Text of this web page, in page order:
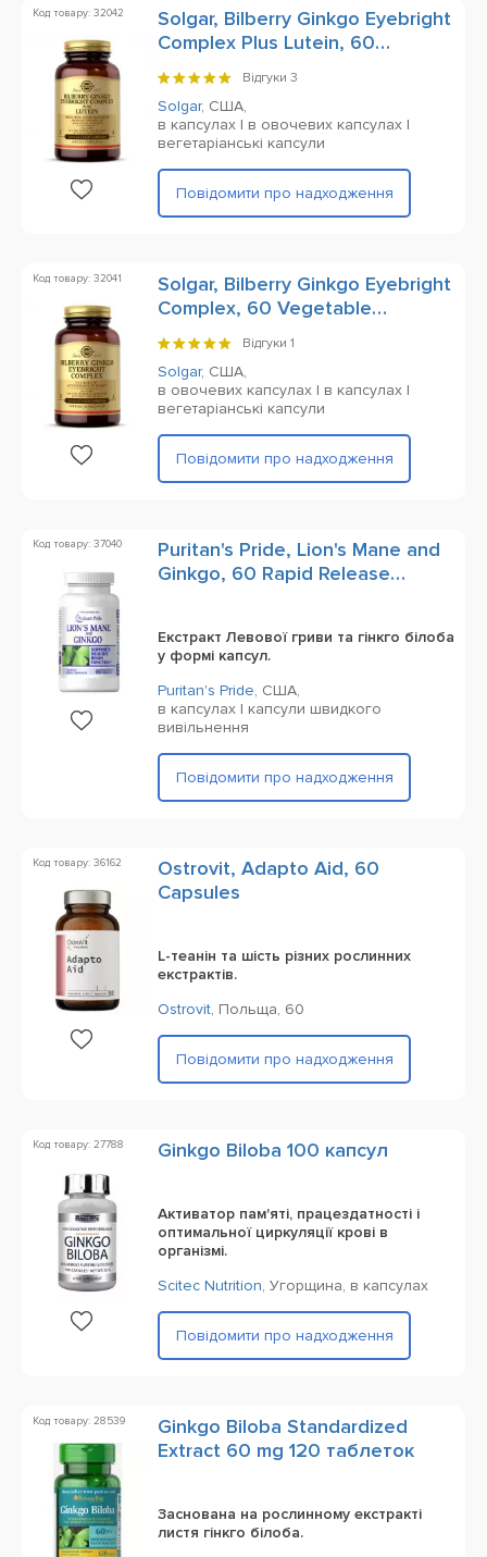
Код товару: 32042
Solgar, Bilberry Ginkgo Eyebright
Complex Plus Lutein, 60
Vegetable Capsules
Відгуки 3
Solgar, США,
в капсулах | в овочевих капсулах |
вегетаріанські капсули
Повідомити про надходження
Код товару: 32041
Solgar, Bilberry Ginkgo Eyebright
Complex, 60 Vegetable
Capsules
Відгуки 1
Solgar, США,
в овочевих капсулах | в капсулах |
вегетаріанські капсули
Повідомити про надходження
Код товару: 37040
Puritan's Pride, Lion's Mane and
Ginkgo, 60 Rapid Release
Екстракт Левової гриви та гінкго білоба
у формі капсул.
Puritan's Pride, США,
в капсулах | капсули швидкого
вивільнення
Повідомити про надходження
Код товару: 36162
Ostrovit, Adapto Aid, 60
Capsules
L-теанін та шість різних рослинних
екстрактів.
Ostrovit, Польща, 60
Повідомити про надходження
Код товару: 27788 Ginkgo Biloba 100 капсул
Активатор пам'яті, працездатності і
оптимальної циркуляції крові в
організмі.
Scitec Nutrition, Угорщина, в капсулах
Повідомити про надходження
Код товару: 28539
Ginkgo Biloba Standardized
Extract 60 mg 120 таблеток
Заснована на рослинному екстракті
листя гінкго білоба.